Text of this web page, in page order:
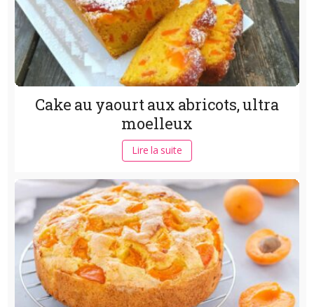
Cake au yaourt aux abricots, ultra
moelleux
Lire la suite